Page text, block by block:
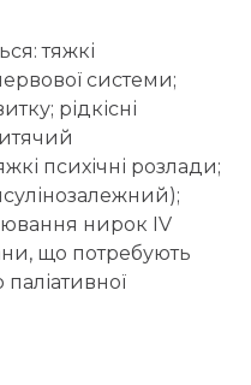
тяжкі
системи;
рідкісні
психічні розлади;
нирок IV
що потребують
паліативної